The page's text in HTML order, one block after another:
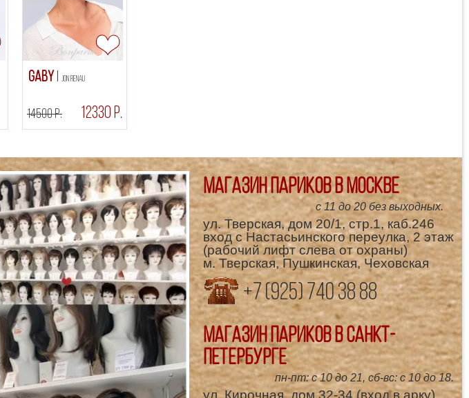
Gaby Jon Renau
14500 р. 12330 р.
Магазин париков в Москве
с 11 до 20 без выходных.
ул. Тверская, дом 20/1, стр.1, каб.246
вход с Настасьинского переулка, 2 этаж
(рабочий лифт слева от охраны)
м. Тверская, Пушкинская, Чеховская
+7 (925) 740 38 88
Магазин париков в Санкт-
Петербурге
пн-пт: с 10 до 21, сб-вс: с 10 до 18.
ул. Кирочная, дом 32-34 (вход в арку)